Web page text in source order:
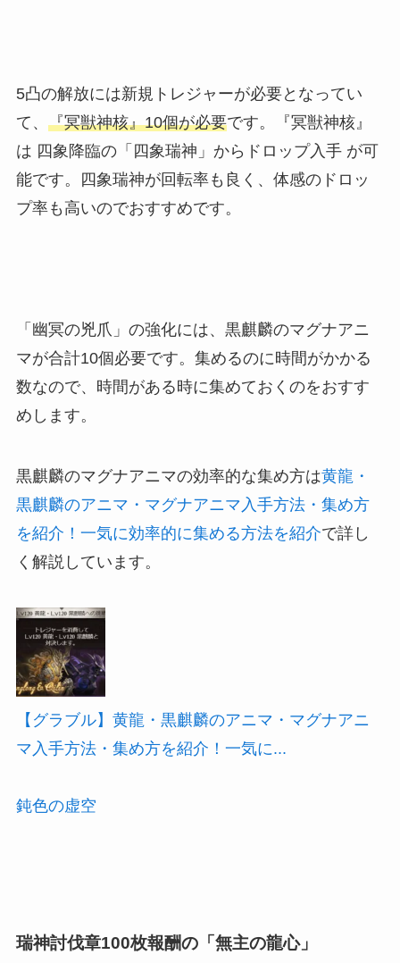
5凸の解放には新規トレジャーが必要となってい
て、 『冥獣神核』10個が必要です。『冥獣神核』
は 四象降臨の「四象瑞神」からドロップ入手 が可
能です。四象瑞神が回転率も良く、体感のドロッ
プ率も高いのでおすすめです。
「幽冥の兇爪」の強化には、黒麒麟のマグナアニ
マが合計10個必要です。集めるのに時間がかかる
数なので、時間がある時に集めておくのをおすす
めします。
黒麒麟のマグナアニマの効率的な集め方は黄龍・
黒麒麟のアニマ・マグナアニマ入手方法・集め方
を紹介！一気に効率的に集める方法を紹介で詳し
く解説しています。
【グラブル】黄龍・黒麒麟のアニマ・マグナアニ
マ入手方法・集め方を紹介！一気に...
鈍色の虚空
瑞神討伐章100枚報酬の「無主の龍心」